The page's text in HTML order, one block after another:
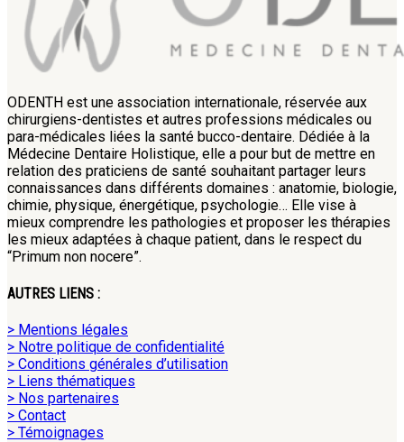
ODENTH est une association internationale, réservée aux
chirurgiens-dentistes et autres professions médicales ou
para-médicales liées la santé bucco-dentaire. Dédiée à la
Médecine Dentaire Holistique, elle a pour but de mettre en
relation des praticiens de santé souhaitant partager leurs
connaissances dans différents domaines : anatomie, biologie,
chimie, physique, énergétique, psychologie… Elle vise à
mieux comprendre les pathologies et proposer les thérapies
les mieux adaptées à chaque patient, dans le respect du
“Primum non nocere”.
AUTRES LIENS :
> Mentions légales
> Notre politique de confidentialité
> Conditions générales d’utilisation
> Liens thématiques
> Nos partenaires
> Contact
> Témoignages